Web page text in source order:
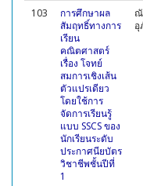
103
การศึกษาผล
สัมฤทธิ์ทางการ
เรียน
คณิตศาสตร์
เรื่อง โจทย์
สมการเชิงเส้น
ตัวแปรเดียว
โดยใช้การ
จัดการเรียนรู้
แบบ SSCS ของ
นักเรียนระดับ
ประกาศนียบัตร
วิชาชีพชั้นปีที่
1
อุ